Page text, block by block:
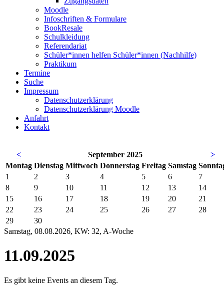
Moodle
Infoschriften & Formulare
BookResale
Schulkleidung
Referendariat
Schüler*innen helfen Schüler*innen (Nachhilfe)
Praktikum
Termine
Suche
Impressum
Datenschutzerklärung
Datenschutzerklärung Moodle
Anfahrt
Kontakt
< September 2025
>
Montag Dienstag Mittwoch Donnerstag Freitag Samstag So
1
2 3 4 5 6
7
8
9 10 11 12 13
14
15
16 17 18 19 20
21
22
23 24 25 26 27
28
29
30
Samstag, 08.08.2026, KW: 32, A-Woche
11.09.2025
Es gibt keine Events an diesem Tag.